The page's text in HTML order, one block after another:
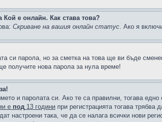
е онлайн. Как става това?
Скриване на вашия онлайн статус. Ако я
си парола, но за сметка на това ще ви бъде
получите нова парола за нула време!
и паролата си. Ако те са правилни, тогава
е под 13 години при регистрацията тогава
настроени така, че да се налага всички нови